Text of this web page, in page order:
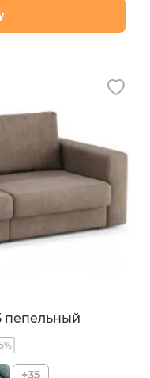
пепельный
+35